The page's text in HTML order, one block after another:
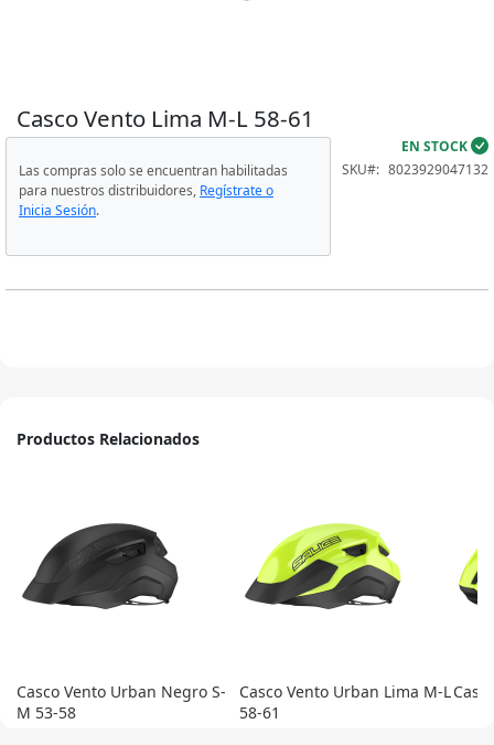
Skip
to
beginning
of
the
gallery
Casco Vento Lima M-L 58-61
EN STOCK
SKU
8023929047132
Las compras solo se encuentran habilitadas
para nuestros distribuidores, Regístrate o
Inicia Sesión.
Productos Relacionados
Casco Vento Urban Negro S-
M 53-58
Casco Vento Urban Lima M-L
58-61
Modelo 028